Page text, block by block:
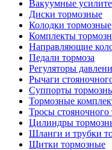
Вакуумные
Диски тормозные
Колодки тормозные
Комплекты
Направляющие
Педали тормоза
Регуляторы
Рычаги
Суппорты
Тормозные
Тросы стояночного
Цилиндры
Шланги и трубки
Щитки тормозные